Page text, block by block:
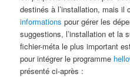
destinés à l’installation, mais il
informations pour gérer les
suggestions, l’installation et la
fichier-méta le plus important
pour intégrer le programme
présenté ci-après :